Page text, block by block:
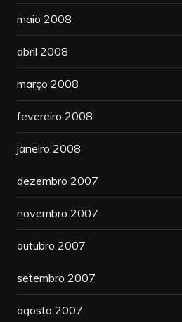
maio 2008
abril 2008
março 2008
fevereiro 2008
janeiro 2008
dezembro 2007
novembro 2007
outubro 2007
setembro 2007
agosto 2007